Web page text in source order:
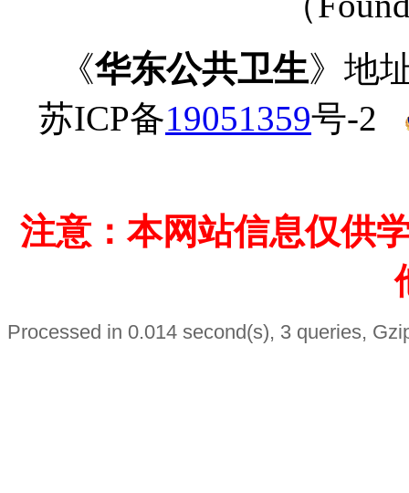
《华东公共卫生》地
苏ICP备19051359号-2
注意：本网站信息仅供
Processed in 0.014 second(s), 3 queries,